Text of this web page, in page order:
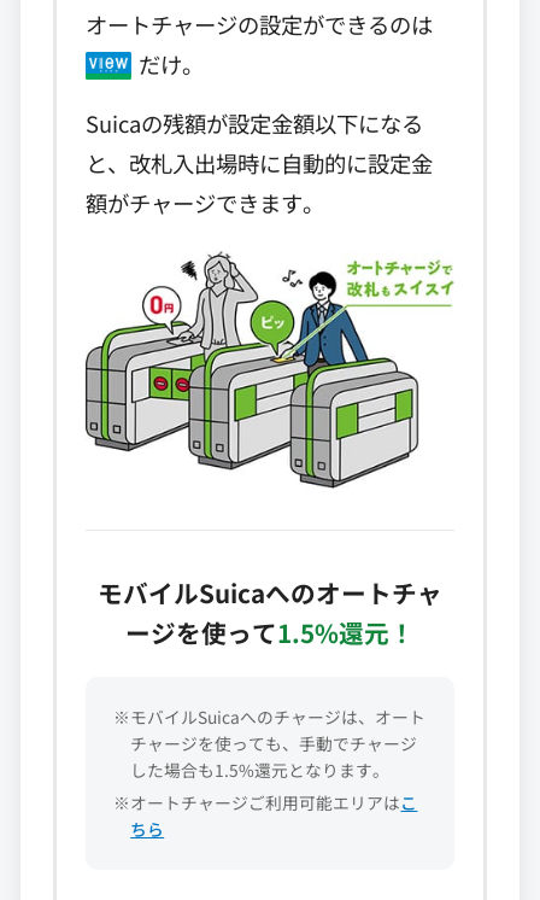
オートチャージの設定ができるのは
だけ。
Suicaの残額が設定金額以下になる
と、改札入出場時に自動的に設定金
額がチャージできます。
モバイルSuicaへのオートチャ
ージを使って1.5%還元！
※モバイルSuicaへのチャージは、オート
チャージを使っても、手動でチャージ
した場合も1.5%還元となります。
※オートチャージご利用可能エリアはこ
ちら